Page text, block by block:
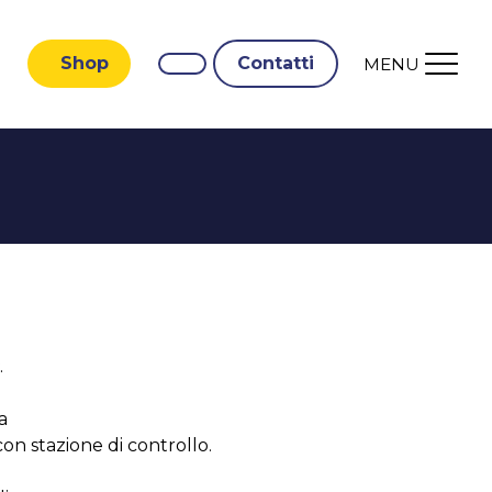
Shop Contatti MENU
stazione di controllo.